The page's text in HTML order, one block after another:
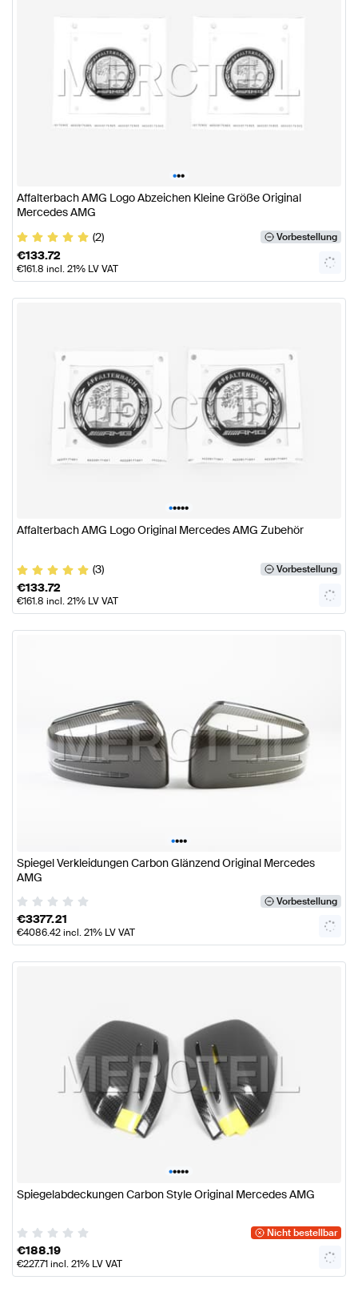
•••
Affalterbach AMG Logo Abzeichen Kleine Größe Original
Mercedes AMG
(2)
Vorbestellung
€133.72
€161.8 incl. 21% LV VAT
•••••
Affalterbach AMG Logo Original Mercedes AMG Zubehör
(3) Vorbestellung
€133.72
€161.8 incl. 21% LV VAT
••••
Spiegel Verkleidungen Carbon Glänzend Original Mercedes
AMG
Vorbestellung
€3377.21
€4086.42incl. 21% LV VAT
•••••
Spiegelabdeckungen Carbon Style Original Mercedes AMG
Nicht bestellbar
€188.19
€227.71incl. 21% LV VAT